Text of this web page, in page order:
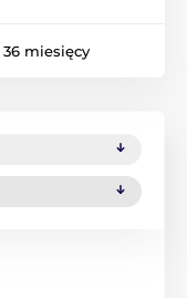
36 miesięcy